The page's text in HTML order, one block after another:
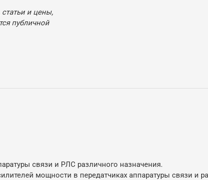
и цены,
публичной
связи и РЛС различного назначения.
мощности в передатчиках аппаратуры связи и